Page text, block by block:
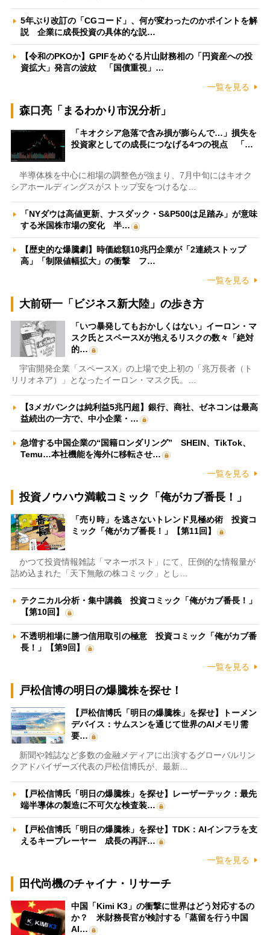
5年ぶり改訂の「CGコード」、何が変わったのかポイントを解
説 企業に成長投資の具体的な説…
【令和のPKOか】GPIFをめぐる片山財務相の「円資産への投
資拡大」発言の波紋 「国債重視」…
一覧を見る
森口亮「まるわかり市況分析」
「キオクシア急落で含み損が膨らんで…」損失を
投資家としての成長につなげる4つの視点 「…
半導体株を中心に相場の調整色が強まり、7月中旬にはキオク
シアホールディングスがストップ安をつけるな…
「NYダウは高値更新、ナスダック・S&P500は足踏み」が意味
する米国株市場の変化 半…
【歴史的な爆騰劇】時価総額10兆円企業が「2連続ストップ
高」「制限値幅拡大」の衝撃 フ…
一覧を見る
大前研一「ビジネス新大陸」の歩き方
「いつ暴発してもおかしくはない」イーロン・マ
スク氏とスペースXが抱えるリスクの数々「絶対
的…
宇宙開発企業「スペースX」の上場で史上初の「兆万長者（ト
リリオネア）」となったイーロン・マスク氏。…
【3メガバンクは純利益5兆円超】銀行、商社、ゼネコンは最高
益続出の一方で、中小企業・…
急増する中国企業の“国籍ロンダリング” SHEIN、TikTok、
Temu…本社機能を海外に移転させ…
一覧を見る
投資ノウハウ満載コミック「俺がカブ番長！」
「売り時」を逃さないトレンド見極め術 投資コ
ミック「俺がカブ番長！」【第11回】
かつて投資情報雑誌「マネーポスト」にて、圧倒的な情報量が
詰め込まれた「天下無敵の株コミック」とし…
テクニカル分析・集中講義 投資コミック「俺がカブ番長！」
【第10回】
不透明相場に勝つ信用取引の極意 投資コミック「俺がカブ番
長！」【第9回】
一覧を見る
戸松信博の明日の爆騰株を探せ！
【戸松信博氏「明日の爆騰株」を探せ】トーメン
デバイス：サムスンを通じて世界のAIメモリ需
要…
新聞や雑誌など多数の金融メディアに出演するグローバルリン
クアドバイザーズ代表の戸松信博氏が、最新…
【戸松信博氏「明日の爆騰株」を探せ】レーザーテック：最先
端半導体の製造に不可欠な検査装…
【戸松信博氏「明日の爆騰株」を探せ】TDK：AIインフラを支
えるキープレーヤー 成長の再評…
一覧を見る
田代尚機のチャイナ・リサーチ
中国「Kimi K3」の衝撃に世界はどう対応するの
か？ 米財務長官が検討する「蒸留を行う中国
AI…